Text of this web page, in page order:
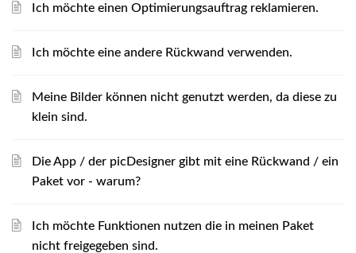
Ich möchte einen Optimierungsauftrag reklamieren.
Ich möchte eine andere Rückwand verwenden.
Meine Bilder können nicht genutzt werden, da diese zu
klein sind.
Die App / der picDesigner gibt mit eine Rückwand / ein
Paket vor - warum?
Ich möchte Funktionen nutzen die in meinen Paket
nicht freigegeben sind.